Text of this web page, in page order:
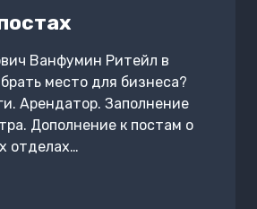
Ванфумин Ритейл в
место для бизнеса?
Арендатор. Заполнение
Дополнение к постам о
отделах…